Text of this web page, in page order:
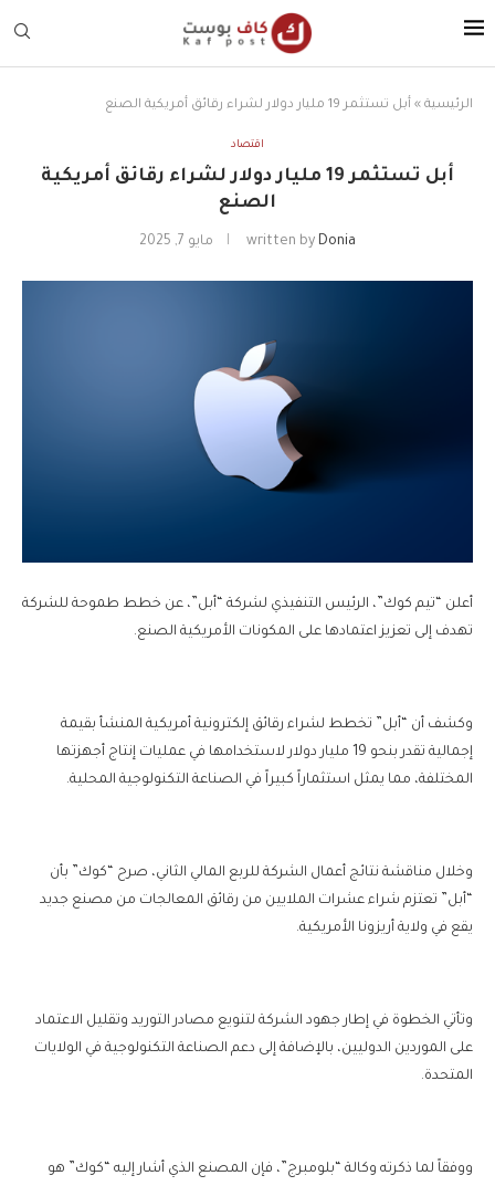
الرئيسية » أبل تستثمر 19 مليار دولار لشراء رقائق أمريكية الصنع
اقتصاد
أبل تستثمر 19 مليار دولار لشراء رقائق أمريكية
الصنع
written by Donia مايو 7, 2025
أعلن “تيم كوك”، الرئيس التنفيذي لشركة “أبل”، عن خطط طموحة للشركة
تهدف إلى تعزيز اعتمادها على المكونات الأمريكية الصنع.
وكشف أن “أبل” تخطط لشراء رقائق إلكترونية أمريكية المنشأ بقيمة
إجمالية تقدر بنحو 19 مليار دولار لاستخدامها في عمليات إنتاج أجهزتها
المختلفة، مما يمثل استثماراً كبيراً في الصناعة التكنولوجية المحلية.
وخلال مناقشة نتائج أعمال الشركة للربع المالي الثاني، صرح “كوك” بأن
“أبل” تعتزم شراء عشرات الملايين من رقائق المعالجات من مصنع جديد
يقع في ولاية أريزونا الأمريكية.
وتأتي الخطوة في إطار جهود الشركة لتنويع مصادر التوريد وتقليل الاعتماد
على الموردين الدوليين، بالإضافة إلى دعم الصناعة التكنولوجية في الولايات
المتحدة.
ووفقاً لما ذكرته وكالة “بلومبرج”، فإن المصنع الذي أشار إليه “كوك” هو